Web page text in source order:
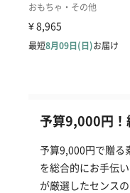
予算9,000円！
予算9,000円で贈る
を総合的にお手伝
が厳選したセンス